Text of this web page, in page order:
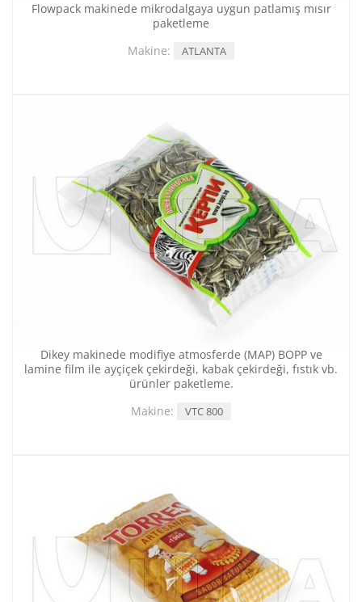
Flowpack makinede mikrodalgaya uygun patlamış mısır
paketleme
Makine:
ATLANTA
Dikey makinede modifiye atmosferde (MAP) BOPP ve
lamine film ile ayçiçek çekirdeği, kabak çekirdeği, fıstık vb.
ürünler paketleme.
Makine:
VTC 800